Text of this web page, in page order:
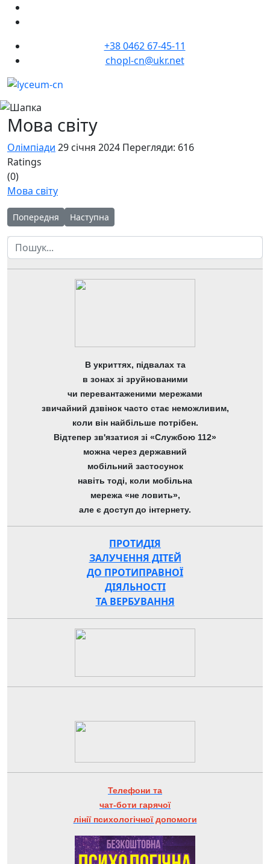
+38 0462 67-45-11
chopl-cn@ukr.net
Мова світу
Олімпіади 29 січня 2024 Перегляди: 616
Ratings
(0)
Мова світу
Попередня стаття: Вивчення англійської мови – важлива
Попередня Наступна стаття: 23 січня відбувся ІІ
Наступна
Пошук
В укриттях, підвалах та
в зонах зі зруйнованими
чи перевантаженими мережами
звичайний дзвінок часто стає неможливим,
коли він найбільше потрібен.
Відтепер зв'язатися зі «Службою 112»
можна через державний
мобільний застосунок
навіть тоді, коли мобільна
мережа «не ловить»,
але є доступ до інтернету.
ПРОТИДІЯ
ЗАЛУЧЕННЯ ДІТЕЙ
ДО ПРОТИПРАВНОЇ
ДІЯЛЬНОСТІ
ТА ВЕРБУВАННЯ
Телефони та
чат-боти гарячої
лінії психологічної допомоги